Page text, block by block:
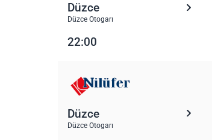
Düzce
Düzce Otogarı
22:00
Düzce
Düzce Otogarı